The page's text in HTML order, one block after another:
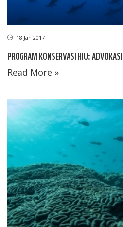
18 Jan 2017
PROGRAM KONSERVASI HIU:
Read More »